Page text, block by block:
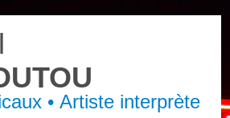
• Artiste interprète